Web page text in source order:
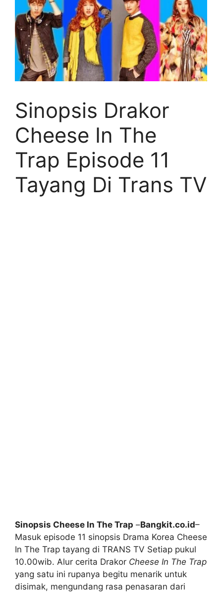
Sinopsis Drakor
Cheese In The
Trap Episode 11
Tayang Di Trans TV
Sinopsis Cheese In The Trap –Bangkit.co.id–
Masuk episode 11 sinopsis Drama Korea Cheese
In The Trap tayang di TRANS TV Setiap pukul
10.00wib. Alur cerita Drakor Cheese In The Trap
yang satu ini rupanya begitu menarik untuk
disimak, mengundang rasa penasaran dari